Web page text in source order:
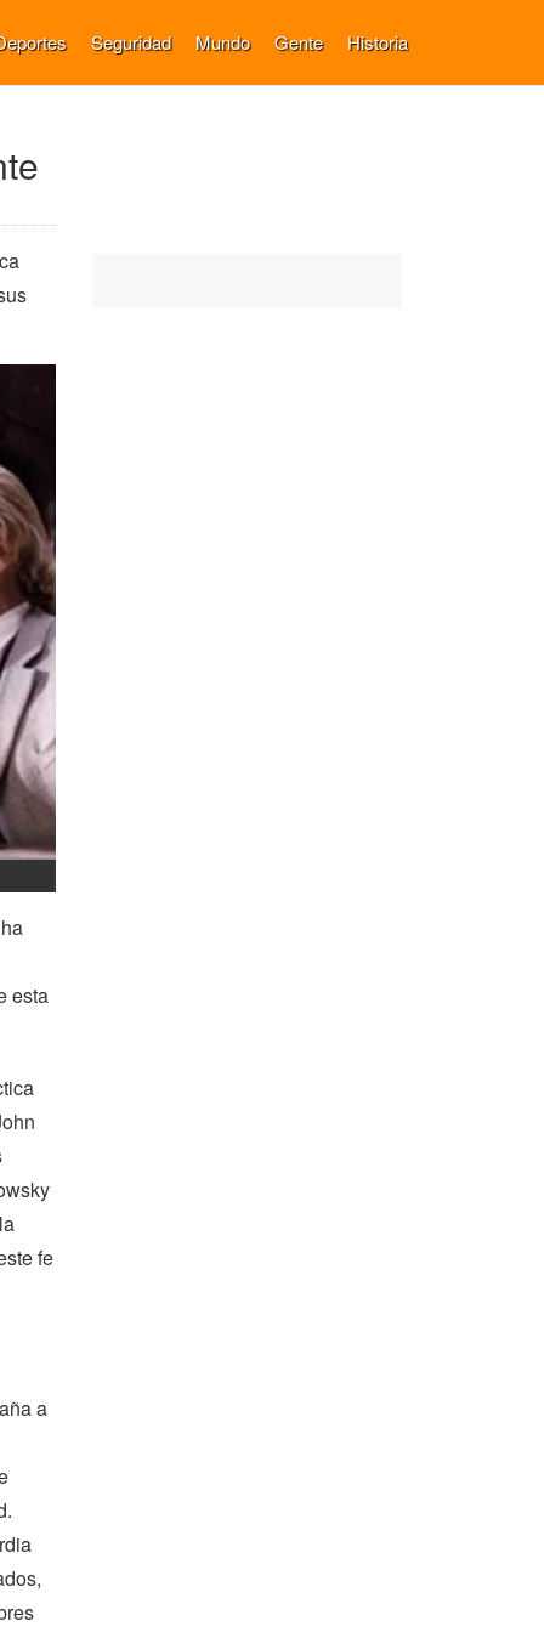
Seguridad Mundo Gente Historia
esta
fe
a